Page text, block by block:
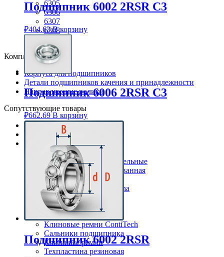
6305
6306
6307
6308
Комплектующие
Корпуса для подшипников
Детали подшипников качения и принадлежности
Направляющие ролики
Сопутствующие товары
Смазки Loctite
Клей Loctite
Резинотехнические изделия
Уплотнения
Кольца уплотнительные
Манжета армированная
Стопорные кольца
Клиновые ремни Rubena
Обернутые
Резаные
Клиновые ремни
Клиновые ремни ContiTech
Сальники подшипника
Клиновые ремни
Техпластина резиновая
Подшипник 6002 2RSR C3
₽404.63 В корзину
Подшипник 6006 2RSR C3
₽662.69 В корзину
Подшипник 6002 2RSR